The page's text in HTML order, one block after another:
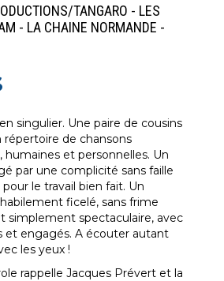
TANGARO - LES
- LA CHAINE NORMANDE -
singulier. Une paire de cousins
de chansons
humaines et personnelles. Un
par une complicité sans faille
le travail bien fait. Un
ficelé, sans frime
simplement spectaculaire, avec
et engagés. A écouter autant
les yeux !
rappelle Jacques Prévert et la